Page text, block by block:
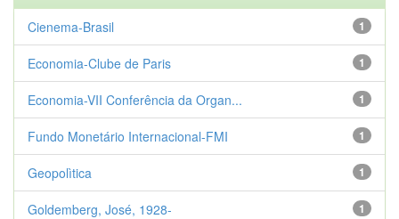
1
Cienema-Brasil
1
Economia-Clube de Paris
1
Economia-VII Conferência da Organ...
1
Fundo Monetário Internacional-FMI
1
Geopolìtica
1
Goldemberg, José, 1928-